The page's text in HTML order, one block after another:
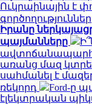
Ուկրաինային է
Իրանը
պայմանները
առանց մազ
սահմանել է
ռեկորդ
Ford-ը
էլեկտրական